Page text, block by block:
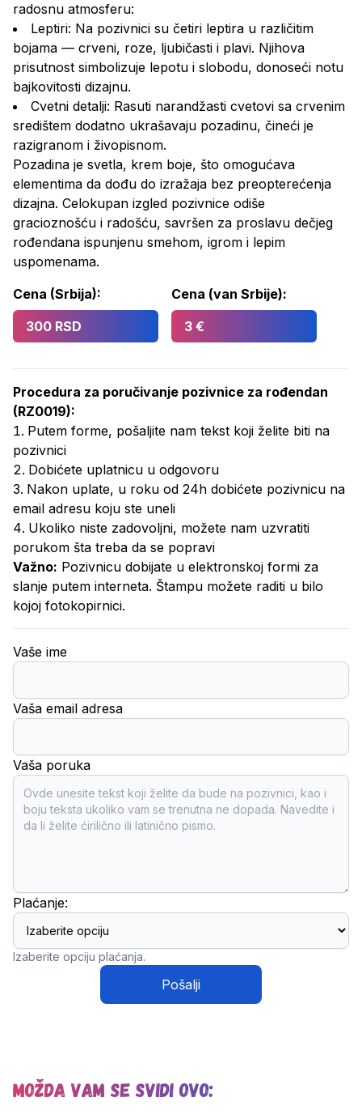
radosnu atmosferu:
Leptiri: Na pozivnici su četiri leptira u različitim
bojama — crveni, roze, ljubičasti i plavi. Njihova
prisutnost simbolizuje lepotu i slobodu, donoseći notu
bajkovitosti dizajnu.
Cvetni detalji: Rasuti narandžasti cvetovi sa crvenim
središtem dodatno ukrašavaju pozadinu, čineći je
razigranom i živopisnom.
Pozadina je svetla, krem boje, što omogućava
elementima da dođu do izražaja bez preopterećenja
dizajna. Celokupan izgled pozivnice odiše
gracioznošću i radošću, savršen za proslavu dečjeg
rođendana ispunjenu smehom, igrom i lepim
uspomenama.
Cena (Srbija):
300 RSD
Cena (van Srbije):
3 €
Procedura za poručivanje pozivnice za rođendan
(RZ0019):
Putem forme, pošaljite nam tekst koji želite biti na
pozivnici
Dobićete uplatnicu u odgovoru
Nakon uplate, u roku od 24h dobićete pozivnicu na
email adresu koju ste uneli
Ukoliko niste zadovoljni, možete nam uzvratiti
porukom šta treba da se popravi
Važno: Pozivnicu dobijate u elektronskoj formi za
slanje putem interneta. Štampu možete raditi u bilo
kojoj fotokopirnici.
Vaše ime
Vaša email adresa
Vaša poruka
Plaćanje:
Izaberite opciju plaćanja.
Pošalji
Možda vam se svidi ovo: